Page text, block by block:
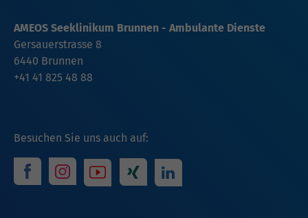
Besuchen Sie uns auch auf:
AMEOS Seeklinikum Brunnen - Ambulante Dienste
Gersauerstrasse 8
6440 Brunnen
+41 41 825 48 88